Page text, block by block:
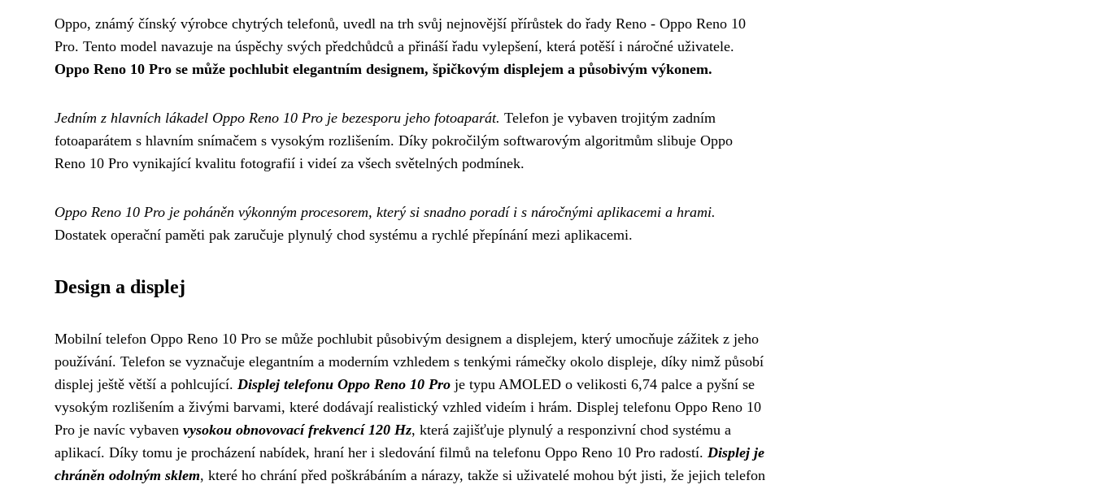
Oppo, známý čínský výrobce chytrých telefonů, uvedl na trh svůj nejnovější přírůstek do řady Reno - Oppo Reno 10
Pro. Tento model navazuje na úspěchy svých předchůdců a přináší řadu vylepšení, která potěší i náročné uživatele.
Oppo Reno 10 Pro se může pochlubit elegantním designem, špičkovým displejem a působivým výkonem.
Jedním z hlavních lákadel Oppo Reno 10 Pro je bezesporu jeho fotoaparát. Telefon je vybaven trojitým zadním
fotoaparátem s hlavním snímačem s vysokým rozlišením. Díky pokročilým softwarovým algoritmům slibuje Oppo
Reno 10 Pro vynikající kvalitu fotografií i videí za všech světelných podmínek.
Oppo Reno 10 Pro je poháněn výkonným procesorem, který si snadno poradí i s náročnými aplikacemi a hrami.
Dostatek operační paměti pak zaručuje plynulý chod systému a rychlé přepínání mezi aplikacemi.
Design a displej
Mobilní telefon Oppo Reno 10 Pro se může pochlubit působivým designem a displejem, který umocňuje zážitek z jeho
používání. Telefon se vyznačuje elegantním a moderním vzhledem s tenkými rámečky okolo displeje, díky nimž působí
displej ještě větší a pohlcující. Displej telefonu Oppo Reno 10 Pro je typu AMOLED o velikosti 6,74 palce a pyšní se
vysokým rozlišením a živými barvami, které dodávají realistický vzhled videím i hrám. Displej telefonu Oppo Reno 10
Pro je navíc vybaven vysokou obnovovací frekvencí 120 Hz, která zajišťuje plynulý a responzivní chod systému a
aplikací. Díky tomu je procházení nabídek, hraní her i sledování filmů na telefonu Oppo Reno 10 Pro radostí. Displej je
chráněn odolným sklem, které ho chrání před poškrábáním a nárazy, takže si uživatelé mohou být jisti, že jejich telefon